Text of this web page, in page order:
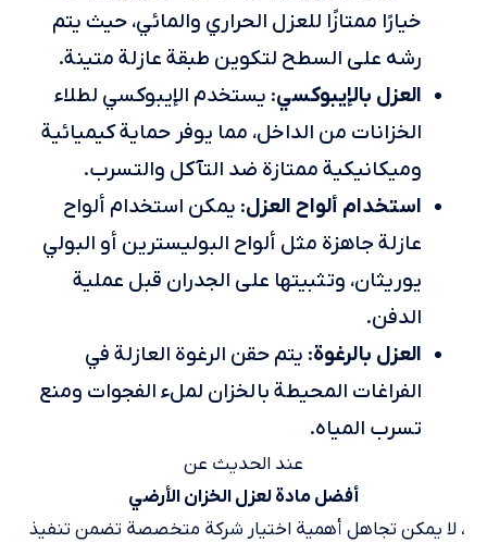
خيارًا ممتازًا للعزل الحراري والمائي، حيث يتم
رشه على السطح لتكوين طبقة عازلة متينة.
العزل بالإيبوكسي: يستخدم الإيبوكسي لطلاء
الخزانات من الداخل، مما يوفر حماية كيميائية
وميكانيكية ممتازة ضد التآكل والتسرب.
استخدام ألواح العزل: يمكن استخدام ألواح
عازلة جاهزة مثل ألواح البوليسترين أو البولي
يوريثان، وتثبيتها على الجدران قبل عملية
الدفن.
العزل بالرغوة: يتم حقن الرغوة العازلة في
الفراغات المحيطة بالخزان لملء الفجوات ومنع
تسرب المياه.
عند الحديث عن
أفضل مادة لعزل الخزان الأرضي
، لا يمكن تجاهل أهمية اختيار شركة متخصصة تضمن تنفيذ